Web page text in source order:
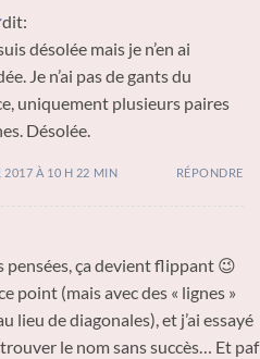
dit:
désolée mais je n’en ai
Je n’ai pas de gants du
uniquement plusieurs paires
Désolée.
2017 À 10 H 22 MIN RÉPONDRE
pensées, ça devient flippant 😉
point (mais avec des « lignes »
lieu de diagonales), et j’ai essayé
le nom sans succès… Et